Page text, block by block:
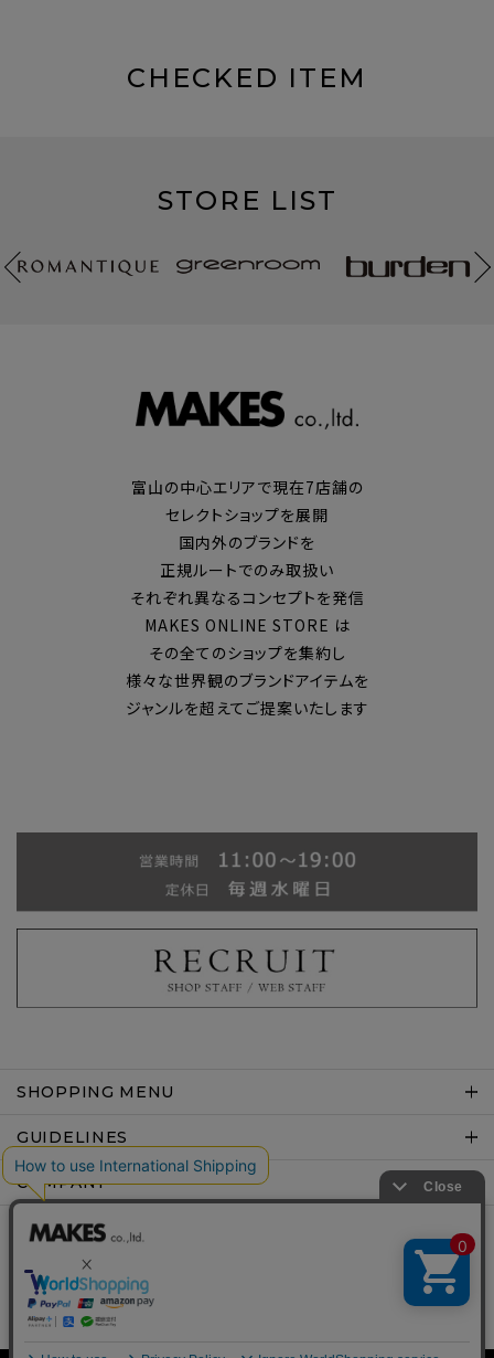
CHECKED ITEM
STORE LIST
富山の中心エリアで現在7店舗の
セレクトショップを展開
国内外のブランドを
正規ルートでのみ取扱い
それぞれ異なるコンセプトを発信
MAKES ONLINE STORE は
その全てのショップを集約し
様々な世界観のブランドアイテムを
ジャンルを超えてご提案いたします
SHOPPING MENU
GUIDELINES
COMPANY